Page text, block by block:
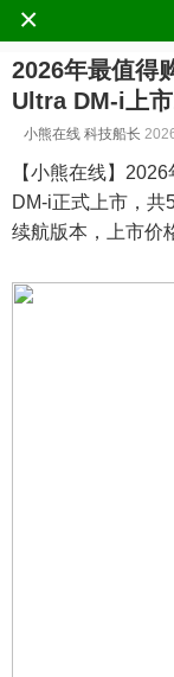
×
2026年最值得
Ultra DM-i上
小熊在线 科技船长
【小熊在线】
DM-i正式上市，
续航版本，上市价